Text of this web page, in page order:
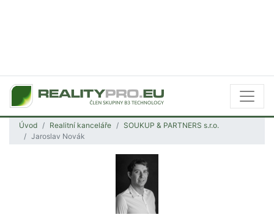
Úvod Realitní kanceláře
SOUKUP & PARTNERS s.r.o.
Jaroslav Novák